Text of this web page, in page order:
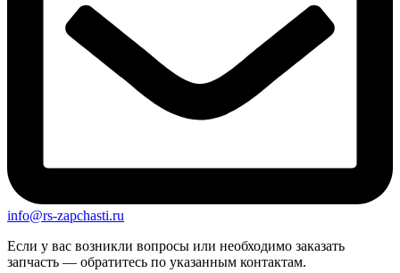
info@rs-zapchasti.ru
Если у вас возникли вопросы или необходимо заказать
запчасть — обратитесь по указанным контактам.